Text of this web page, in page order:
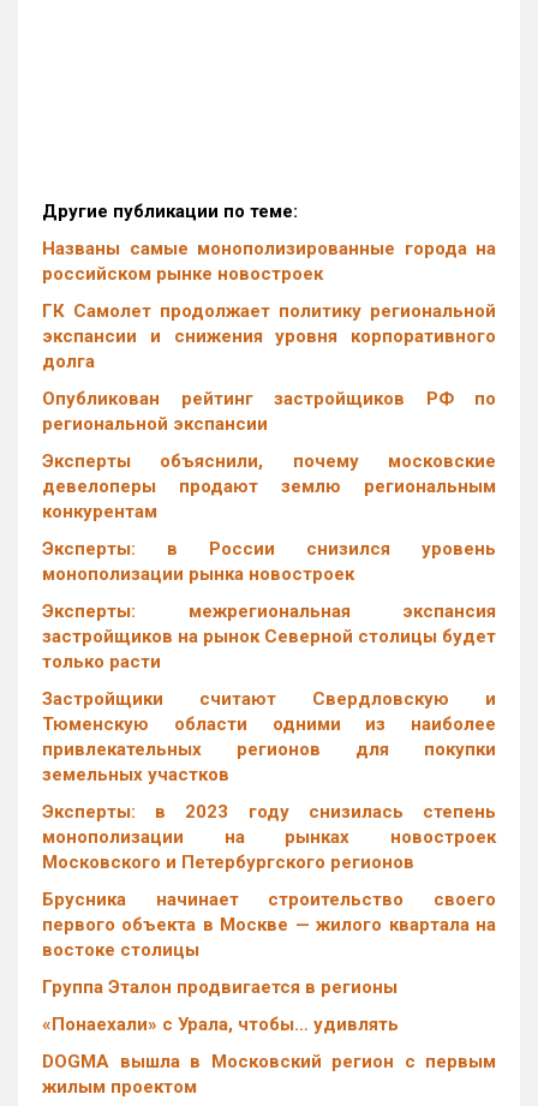
Другие публикации по теме:
Названы самые монополизированные города на
российском рынке новостроек
ГК Самолет продолжает политику региональной
экспансии и снижения уровня корпоративного
долга
Опубликован рейтинг застройщиков РФ по
региональной экспансии
Эксперты объяснили, почему московские
девелоперы продают землю региональным
конкурентам
Эксперты: в России снизился уровень
монополизации рынка новостроек
Эксперты: межрегиональная экспансия
застройщиков на рынок Северной столицы будет
только расти
Застройщики считают Свердловскую и
Тюменскую области одними из наиболее
привлекательных регионов для покупки
земельных участков
Эксперты: в 2023 году снизилась степень
монополизации на рынках новостроек
Московского и Петербургского регионов
Брусника начинает строительство своего
первого объекта в Москве — жилого квартала на
востоке столицы
Группа Эталон продвигается в регионы
«Понаехали» с Урала, чтобы… удивлять
DOGMA вышла в Московский регион с первым
жилым проектом